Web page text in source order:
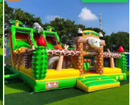
В НАЛИЧИИ
5